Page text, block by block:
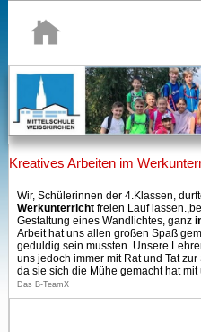
Kreatives Arbeiten im
Wir, Schülerinnen der 4.Klassen,
Werkunterrichtfreien Lauf
Gestaltung eines Wandlichtes, ganz
Arbeit hat uns allen großen Spaß
geduldig sein mussten. Unsere
uns jedoch immer mit Rat und Tat
da sie sich die Mühe gemacht hat
Das B-TeamX